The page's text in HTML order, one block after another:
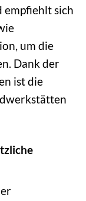
empfiehlt sich
um die
Dank der
ist die